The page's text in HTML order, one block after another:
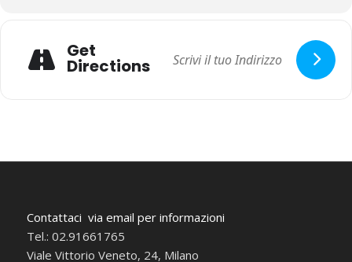
Get
Directions
Contattaci via email per informazioni
Tel.: 02.91661765
Viale Vittorio Veneto, 24, Milano